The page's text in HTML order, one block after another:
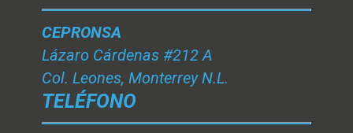
CEPRONSA
Lázaro Cárdenas #212 A
Col. Leones, Monterrey N.L.
TELÉFONO